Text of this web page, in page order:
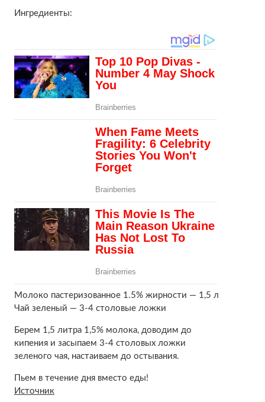
Ингредиенты:
Молоко пастеризованное 1.5% жирности — 1,5 л
Чай зеленый — 3-4 столовые ложки
Берем 1,5 литра 1,5% молока, доводим до
кипения и засыпаем 3-4 столовых ложки
зеленого чая, настаиваем до остывания.
Пьем в течение дня вместо еды!
Источник